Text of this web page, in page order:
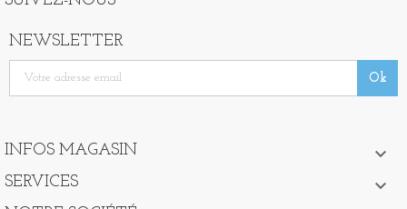
NEWSLETTER
INFOS MAGASIN 
SERVICES 